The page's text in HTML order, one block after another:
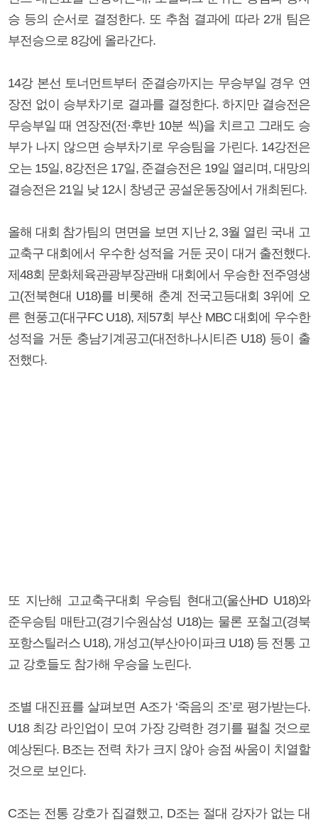
승 등의 순서로 결정한다. 또 추첨 결과에 따라 2개 팀은
부전승으로 8강에 올라간다.
14강 본선 토너먼트부터 준결승까지는 무승부일 경우 연
장전 없이 승부차기로 결과를 결정한다. 하지만 결승전은
무승부일 때 연장전(전·후반 10분 씩)을 치르고 그래도 승
부가 나지 않으면 승부차기로 우승팀을 가린다. 14강전은
오는 15일, 8강전은 17일, 준결승전은 19일 열리며, 대망의
결승전은 21일 낮 12시 창녕군 공설운동장에서 개최된다.
올해 대회 참가팀의 면면을 보면 지난 2, 3월 열린 국내 고
교축구 대회에서 우수한 성적을 거둔 곳이 대거 출전했다.
제48회 문화체육관광부장관배 대회에서 우승한 전주영생
고(전북현대 U18)를 비롯해 춘계 전국고등대회 3위에 오
른 현풍고(대구FC U18), 제57회 부산 MBC 대회에 우수한
성적을 거둔 충남기계공고(대전하나시티즌 U18) 등이 출
전했다.
또 지난해 고교축구대회 우승팀 현대고(울산HD U18)와
준우승팀 매탄고(경기수원삼성 U18)는 물론 포철고(경북
포항스틸러스 U18), 개성고(부산아이파크 U18) 등 전통 고
교 강호들도 참가해 우승을 노린다.
조별 대진표를 살펴보면 A조가 ‘죽음의 조’로 평가받는다.
U18 최강 라인업이 모여 가장 강력한 경기를 펼칠 것으로
예상된다. B조는 전력 차가 크지 않아 승점 싸움이 치열할
것으로 보인다.
C조는 전통 강호가 집결했고, D조는 절대 강자가 없는 대